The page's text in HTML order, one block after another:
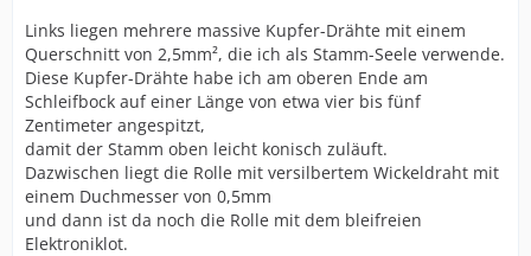
Links liegen mehrere massive Kupfer-Drähte mit einem
Querschnitt von 2,5mm², die ich als Stamm-Seele verwende.
Diese Kupfer-Drähte habe ich am oberen Ende am
Schleifbock auf einer Länge von etwa vier bis fünf
Zentimeter angespitzt,
damit der Stamm oben leicht konisch zuläuft.
Dazwischen liegt die Rolle mit versilbertem Wickeldraht mit
einem Duchmesser von 0,5mm
und dann ist da noch die Rolle mit dem bleifreien
Elektroniklot.